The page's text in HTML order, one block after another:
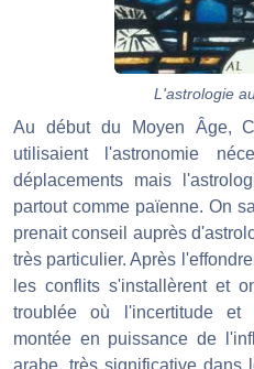
L'astrologie
Au début du Moyen Âge,
utilisaient l'astronomie
déplacements mais
partout comme païenne. On
prenait conseil auprès
très particulier. Après
les conflits s'installèrent et
troublée où l'incertitude et
montée en puissance de
arabe, très significative dans